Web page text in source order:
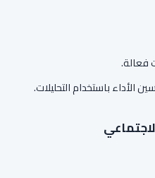
فعالة.
باستخدام التحليلات.